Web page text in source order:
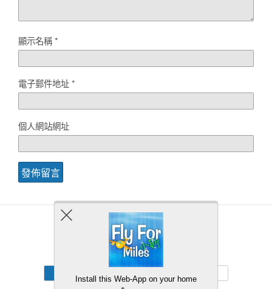
顯示名稱*
電子郵件地址*
個人網站網址
Back to top
Install this Web-App on your home